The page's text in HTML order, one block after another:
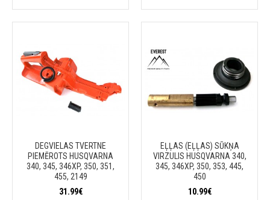
DEGVIELAS TVERTNE
PIEMĒROTS HUSQVARNA
340, 345, 346XP, 350, 351,
455, 2149
31.99€
EĻĻAS (EĻĻAS) SŪKŅA
VIRZULIS HUSQVARNA 340,
345, 346XP, 350, 353, 445,
450
10.99€